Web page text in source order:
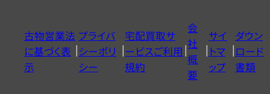
ヤ
ル
0120604117
古物営業法
に基づく表
示
プライバ
シーポリ
シー
宅配買取サ
ービスご利用
規約
会
社
概
要
サイ
トマ
ップ
ダウン
ロード
書類